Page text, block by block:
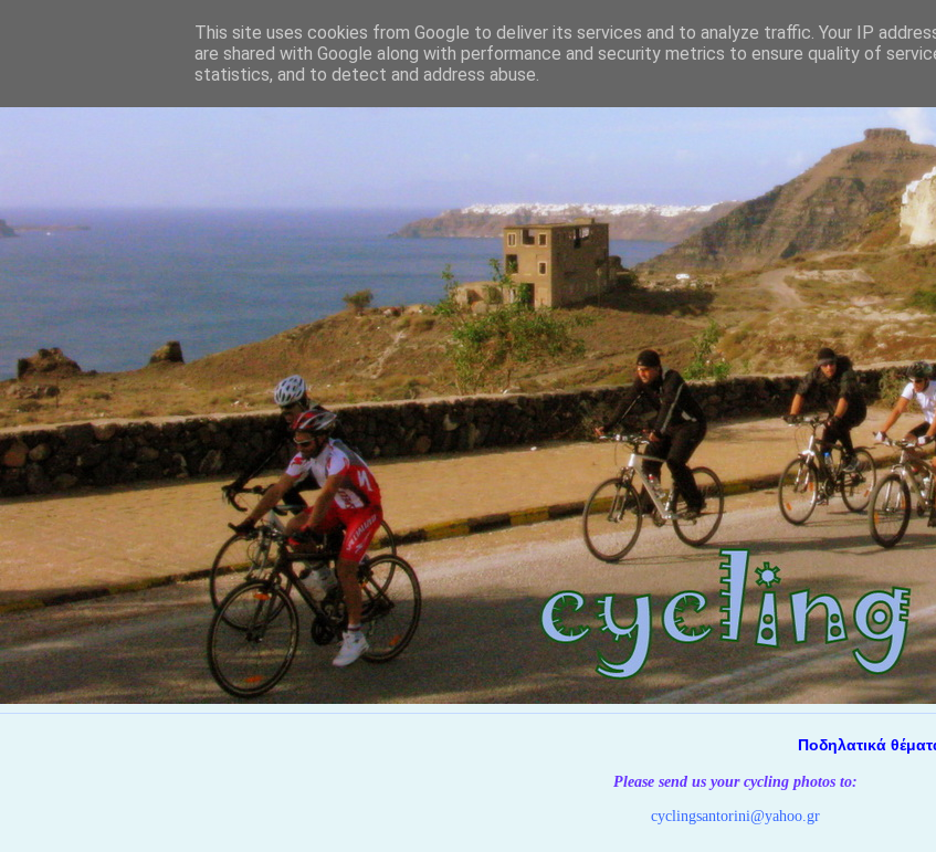
Ποδηλατικά θέματα
Please send us your cycling photos to:
cyclingsantorini@yahoo.gr
This site uses cookies from Google to deliver its services and to analyze traffic. Your IP
are shared with Google along with performance and security metrics to ensure quality of
statistics, and to detect and address abuse.